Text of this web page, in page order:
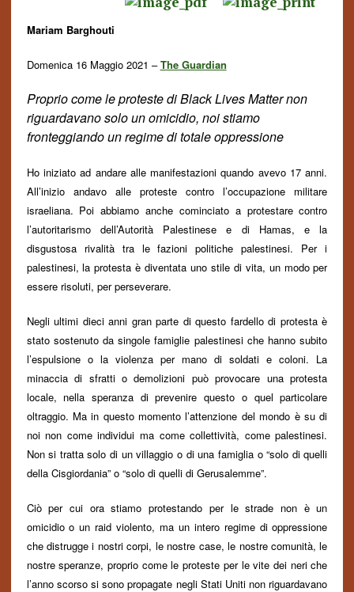
Mariam Barghouti
Domenica 16 Maggio 2021 –The Guardian
Proprio come le proteste di Black Lives Matter non
riguardavano solo un omicidio, noi stiamo
fronteggiando un regime di totale oppressione
Ho iniziato ad andare alle manifestazioni quando avevo 17 anni.
All’inizio andavo alle proteste contro l’occupazione militare
israeliana. Poi abbiamo anche cominciato a protestare contro
l’autoritarismo dell’Autorità Palestinese e di Hamas, e la
disgustosa rivalità tra le fazioni politiche palestinesi. Per i
palestinesi, la protesta è diventata uno stile di vita, un modo per
essere risoluti, per perseverare.
Negli ultimi dieci anni gran parte di questo fardello di protesta è
stato sostenuto da singole famiglie palestinesi che hanno subito
l’espulsione o la violenza per mano di soldati e coloni. La
minaccia di sfratti o demolizioni può provocare una protesta
locale, nella speranza di prevenire questo o quel particolare
oltraggio. Ma in questo momento l’attenzione del mondo è su di
noi non come individui ma come collettività, come palestinesi.
Non si tratta solo di un villaggio o di una famiglia o “solo di quelli
della Cisgiordania” o “solo di quelli di Gerusalemme”.
Ciò per cui ora stiamo protestando per le strade non è un
omicidio o un raid violento, ma un intero regime di oppressione
che distrugge i nostri corpi, le nostre case, le nostre comunità, le
nostre speranze, proprio come le proteste per le vite dei neri che
l’anno scorso si sono propagate negli Stati Uniti non riguardavano